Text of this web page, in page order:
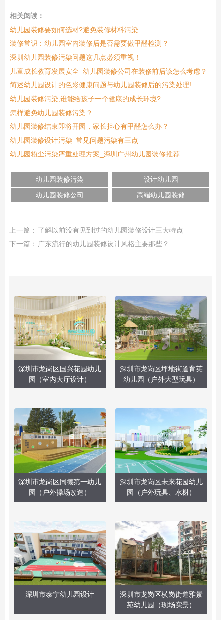
相关阅读：
幼儿园装修要如何选材?避免装修材料污染
装修常识：幼儿园室内装修后是否需要做甲醛检测？
深圳幼儿园装修污染问题这几点必须重视！
儿童成长教育发展安全_幼儿园装修公司在装修前后该怎么考虑？
简述幼儿园设计的色彩健康问题与幼儿园装修后的污染处理!
幼儿园装修污染,谁能给孩子一个健康的成长环境?
怎样避免幼儿园装修污染？
幼儿园装修结束即将开园，家长担心有甲醛怎么办？
幼儿园装修设计污染_常见问题污染有三点
幼儿园粉尘污染严重处理方案_深圳广州幼儿园装修推荐
幼儿园装修污染
设计幼儿园
幼儿园装修公司
高端幼儿园装修
上一篇： 了解以前没有见到过的幼儿园装修设计三大特点
下一篇：
广东流行的幼儿园装修设计风格主要那些？
深圳市龙岗区国兴花园幼儿
园（室内大厅设计）
深圳市龙岗区坪地街道育英
幼儿园（户外大型玩具）
深圳市龙岗区同德第一幼儿
园（户外操场改造）
深圳市龙岗区未来花园幼儿
园（户外玩具、水榭）
深圳市泰宁幼儿园设计
深圳市龙岗区横岗街道雅景
苑幼儿园（现场实景）